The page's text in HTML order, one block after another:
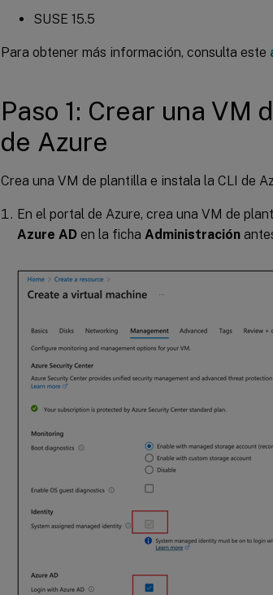
SUSE 15.5
Para obtener más información, consulta este
Paso 1: Crear una
de Azure
Crea una VM de plantilla e instala la CLI de
En el portal de Azure, crea una VM de
Azure AD en la ficha Administración